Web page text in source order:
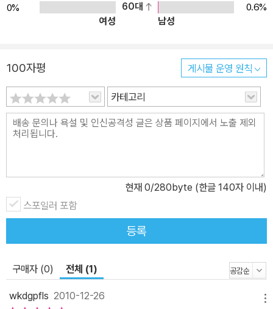
0%
60대
0.6%
여성
남성
100자평 게시물 운영 원칙
카테고리
현재 0/280byte (한글 140자 이내)
스포일러 포함
등록
구매자 (0) 전체 (1)
wkdgpfls 2010-12-26